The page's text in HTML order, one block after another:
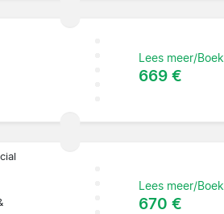
Lees meer/Boek
669 €
Lees meer/Boek
670 €